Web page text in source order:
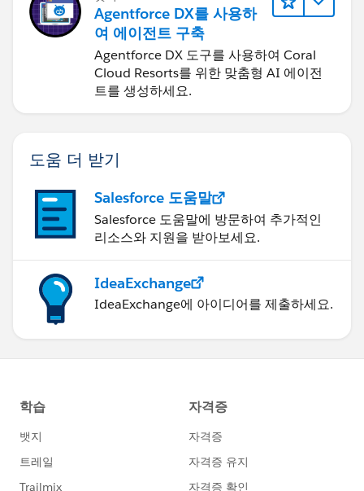
Agentforce DX를 사용하
여 에이전트 구축
Agentforce DX 도구를 사용하여 Coral
Cloud Resorts를 위한 맞춤형 AI 에이전
트를 생성하세요.
도움 더 받기
Salesforce 도움말
Salesforce 도움말에 방문하여 추가적인
리소스와 지원을 받아보세요.
IdeaExchange
IdeaExchange에 아이디어를 제출하세요.